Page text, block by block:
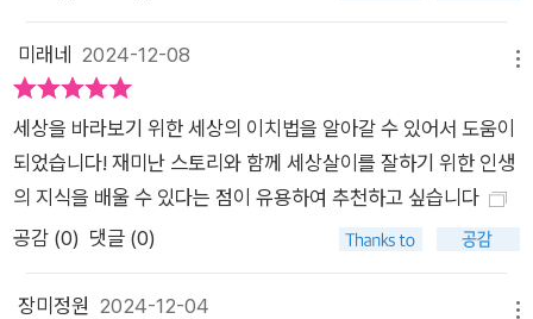
식에 날개를 달아주는 작은 계기가 될 수 있다면, 글쓴이로서는
영광이 아닐 수 없다. 독자 여러분들의 건투를 빈다.
미래네 2024-12-08
세상을 바라보기 위한 세상의 이치법을 알아갈 수 있어서 도움이
되었습니다! 재미난 스토리와 함께 세상살이를 잘하기 위한 인생
의 지식을 배울 수 있다는 점이 유용하여 추천하고 싶습니다
공감 (0) 댓글 (0)
장미정원 2024-12-04